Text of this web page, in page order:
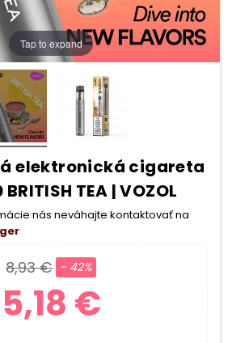
Tap to expand
elektronická cigareta
TEA | VOZOL
nás neváhajte kontaktovať na
5,18 €
8,93 € - 42%